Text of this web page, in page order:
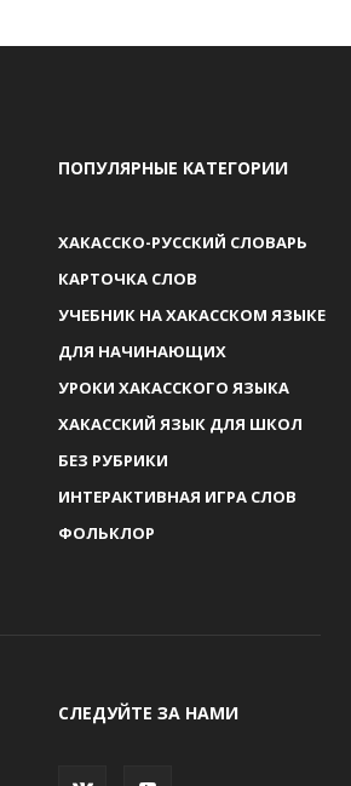
ПОПУЛЯРНЫЕ КАТЕГОРИИ
ХАКАССКО-РУССКИЙ СЛОВАРЬ
КАРТОЧКА СЛОВ
УЧЕБНИК НА ХАКАССКОМ ЯЗЫКЕ
ДЛЯ НАЧИНАЮЩИХ
УРОКИ ХАКАССКОГО ЯЗЫКА
ХАКАССКИЙ ЯЗЫК ДЛЯ ШКОЛ
БЕЗ РУБРИКИ
ИНТЕРАКТИВНАЯ ИГРА СЛОВ
ФОЛЬКЛОР
СЛЕДУЙТЕ ЗА НАМИ